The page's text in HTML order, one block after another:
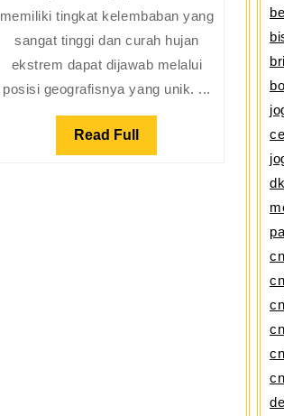
Laut
memiliki tingkat kelembaban yang
sangat tinggi dan curah hujan
ekstrem dapat dijawab melalui
posisi geografisnya yang unik. ...
Read Full Read
Full